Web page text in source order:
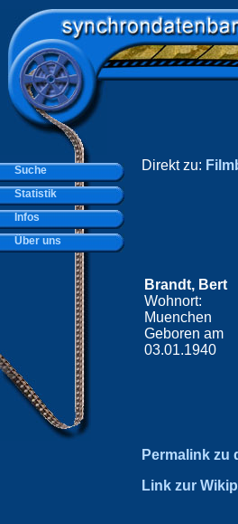
Direkt zu:
Brandt, Bert
Wohnort:
Muenchen
Geboren am
03.01.1940
Permalink zu
Link zur
Suche
Statistik
Infos
Über uns